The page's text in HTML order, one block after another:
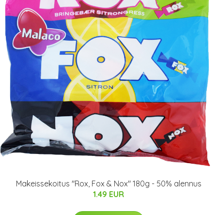
Makeissekoitus "Rox, Fox & Nox" 180g - 50% alennus
1.49 EUR